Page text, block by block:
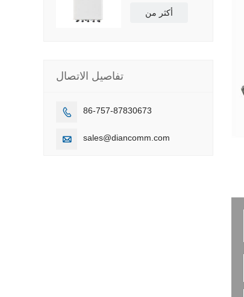
أكثر من
تفاصيل الاتصال
 86-757-87830673
 sales@diancomm.com